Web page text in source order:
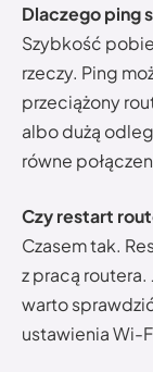
Dlaczego ping
Szybkość
rzeczy. Ping
przeciążony
albo dużą
równe
Czy restart
Czasem tak.
z pracą
warto
ustawienia Wi-